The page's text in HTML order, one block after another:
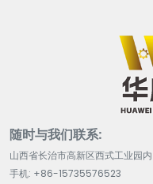
随时与我们联系:
山西省长治市高新区西式工业园内
手机: +86-15735576523